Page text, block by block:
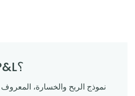
ما هو قالب P&L؟
نموذج الربح والخسارة، المعروف